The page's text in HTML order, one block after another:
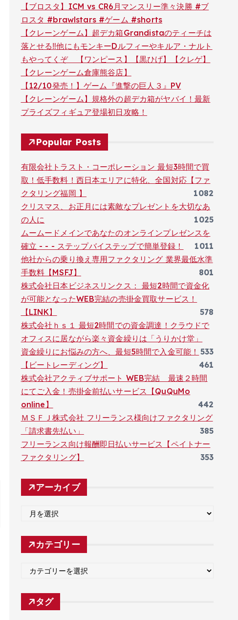
【ブロスタ】ICM vs CR6月マンスリー準々決勝 #ブ
ロスタ #brawlstars #ゲーム #shorts
【クレーンゲーム】超デカ箱Grandistaのティーチは
落とせる‼︎他にもモンキーDルフィーやキルア・ナルト
もやってくぞ 【ワンピース】【黒ひげ】【クレゲ】
【クレーンゲーム倉庫熊谷店】
【12/10発売！】ゲーム『進撃の巨人３』PV
【クレーンゲーム】規格外の超デカ箱がヤバイ！最新
プライズフィギュア登場初日攻略！
Popular Posts
有限会社トラスト・コーポレーション 最短3時間で買
取！低手数料！西日本エリアに特化、全国対応【ファ
クタリング福岡 】
1082
クリスマス、お正月には素敵なプレゼントを大切なあ
の人に
1025
ムームードメインであなたのオンラインプレゼンスを
確立 - - - ステップバイステップで簡単登録！
1011
他社からの乗り換え専用ファクタリング 業界最低水準
手数料【MSFJ】
801
株式会社日本ビジネスリンクス： 最短2時間で資金化
が可能となったWEB完結の売掛金買取サービス！
【LINK】
578
株式会社ｈｓ１ 最短2時間での資金調達！クラウドで
オフィスに居ながら楽々資金繰りは「うりかけ堂」
533
資金繰りにお悩みの方へ、最短5時間で入金可能！
【ビートレーディング】
461
株式会社アクティブサポート WEB完結 最速２時間
にてご入金！売掛金前払いサービス【QuQuMo
online】
442
ＭＳＦＪ株式会社 フリーランス様向けファクタリング
「請求書先払い」
385
フリーランス向け報酬即日払いサービス【ペイトナー
ファクタリング】
353
アーカイブ
カ
イ
カテゴリー
ゴ
リ
タグ